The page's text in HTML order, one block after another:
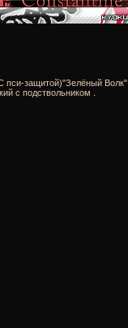
пси-защитой)"Зелёный Волк"
с подствольником .